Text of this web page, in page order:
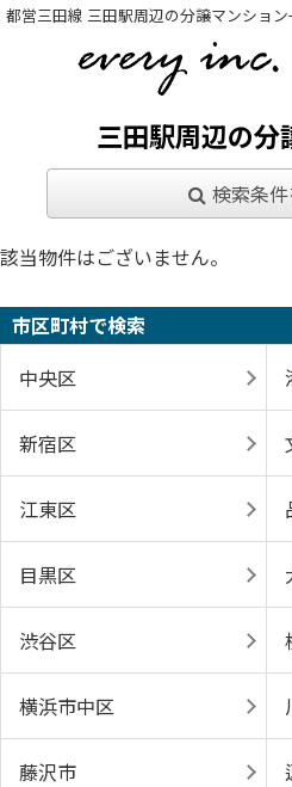
都営三田線 三田駅周辺の分譲マンショ
三田駅周辺の分
検索条
該当物件はございません。
市区町村で検索
中央区
新宿区
江東区
目黒区
渋谷区
横浜市中区
藤沢市